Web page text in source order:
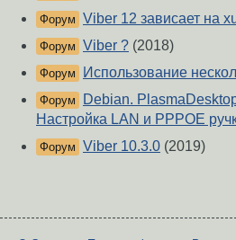
Форум Viber 12 зависает на
Форум Viber ? (2018)
Форум Использование
Форум
Debian.
Настройка LAN и PPPOE
Форум Viber 10.3.0 (2019)